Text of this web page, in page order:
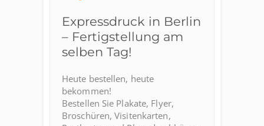
Expressdruck in Berlin
– Fertigstellung am
selben Tag!
Heute bestellen, heute
bekommen!
Bestellen Sie Plakate, Flyer,
Broschüren, Visitenkarten,